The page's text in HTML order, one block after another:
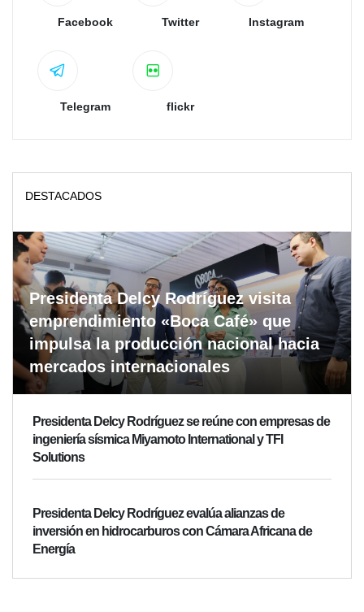
Facebook Twitter Instagram
Telegram flickr
DESTACADOS
Presidenta Delcy Rodríguez visita
emprendimiento «Boca Café» que
impulsa la producción nacional hacia
mercados internacionales
Presidenta Delcy Rodríguez se reúne con empresas de
ingeniería sísmica Miyamoto International y TFI
Solutions
Presidenta Delcy Rodríguez evalúa alianzas de
inversión en hidrocarburos con Cámara Africana de
Energía